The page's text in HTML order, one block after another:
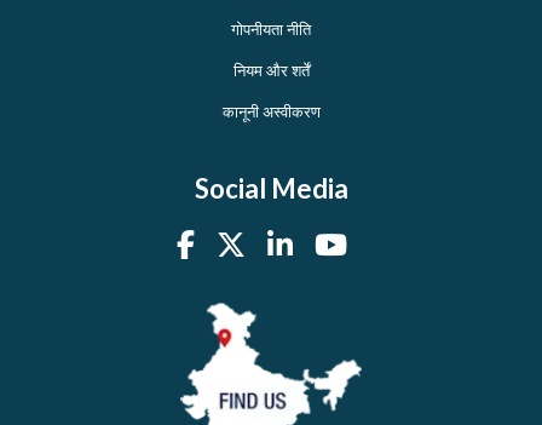
गोपनीयता नीति
नियम और शर्तें
कानूनी अस्वीकरण
Social Media